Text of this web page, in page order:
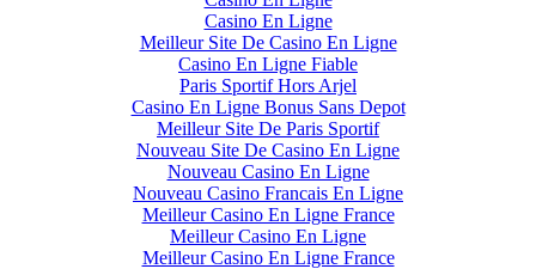
Casino En Ligne
Meilleur Site De Casino En Ligne
Casino En Ligne Fiable
Paris Sportif Hors Arjel
Casino En Ligne Bonus Sans Depot
Meilleur Site De Paris Sportif
Nouveau Site De Casino En Ligne
Nouveau Casino En Ligne
Nouveau Casino Francais En Ligne
Meilleur Casino En Ligne France
Meilleur Casino En Ligne
Meilleur Casino En Ligne France